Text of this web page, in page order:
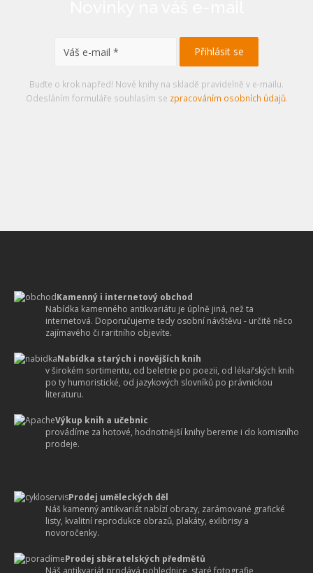
Buďte o krok napřed! Nové knihy na skladě pravidelně v e-mailu.
Odesláním formuláře souhlasím se zpracováním osobních údajů.
Kamenný i internetový obchod
Nabídka kamenného antikvariátu je úplně jiná, než ta
internetová. Doporučujeme tedy osobní návštěvu - určitě něco
zajímavého či raritního objevíte.
Nabídka starých i novějších knih
v širokém sortimentu, od beletrie po poezii, od lékařských knih
po ty humoristické, od jazykových slovníků po právnickou
literaturu.
Výkup knih a učebnic
provádíme za hotové, hodnotnější knihy bereme i do komisního
prodeje.
Prodej uměleckých děl
Náš kamenný antikvariát nabízí obrazy, zarámované grafické
listy, kvalitní reprodukce obrazů, plakáty, exlibrisy a
novoročenky.
Prodej sběratelských předmětů
Náš antikvariát prodává pohlednice, staré fotografie,